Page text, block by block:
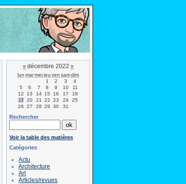
« décembre 2022 »
lun marmerjeu ven samdim
1
2 3
4
5
6 7 8 9 10
11
12
13 14 15 16 17 18
19 20 21 22 23 24
25
26
27 28 29 30 31
Rechercher
Voir la table des matières
Catégories
Actu
Architecture
Art
Articles/revues